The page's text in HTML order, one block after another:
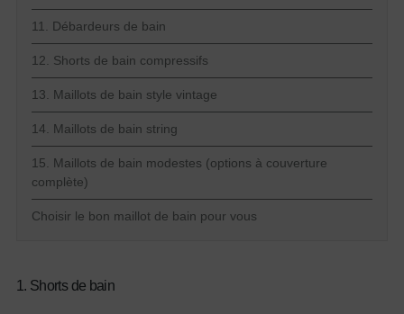
11. Débardeurs de bain
12. Shorts de bain compressifs
13. Maillots de bain style vintage
14. Maillots de bain string
15. Maillots de bain modestes (options à couverture
complète)
Choisir le bon maillot de bain pour vous
1. Shorts de bain